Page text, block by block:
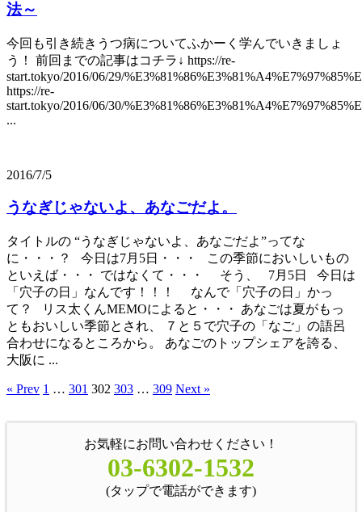
法～
今回も引き続きうつ病についてふかーく学んでいきましょ
う！ 前回までの記事はコチラ↓ https://re-
start.tokyo/2016/06/29/
https://re-
start.tokyo/2016/06/30/
...
2016/7/5
うなぎじゃないよ、あなごだよ。
タイトルの “うなぎじゃないよ、あなごだよ”ってな
に・・・？ 今日は7月5日・・・ この季節においしいもの
といえば・・・ ではなくて・・・ そう、 7月5日 今日は
「穴子の日」なんです！！！ なんで「穴子の日」かっ
て？ リス太くんMEMOによると・・・ あなごは夏がもっ
ともおいしい季節とされ、 ７と５で穴子の「なご」の語呂
合わせになるところから。 あなごのトップシェアを誇る、
大阪に ...
« Prev 1 … 301 302 303 … 309 Next »
お気軽にお問い合わせください！
03-6302-1532
(タップで電話ができます)